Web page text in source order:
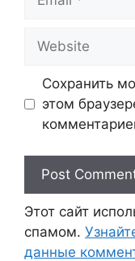
Website
Сохранить
этом
Этот сайт
спамом.
данные